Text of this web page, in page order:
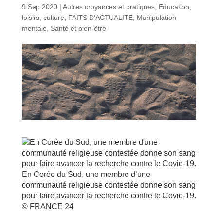
9 Sep 2020| Autres croyances et pratiques, Education,
loisirs, culture
FAITS D'ACTUALITE, Manipulation
mentale
Santé et bien-être
En Corée du Sud, une membre d’une
communauté religieuse contestée donne son sang
pour faire avancer la recherche contre le Covid-19.
© FRANCE 24